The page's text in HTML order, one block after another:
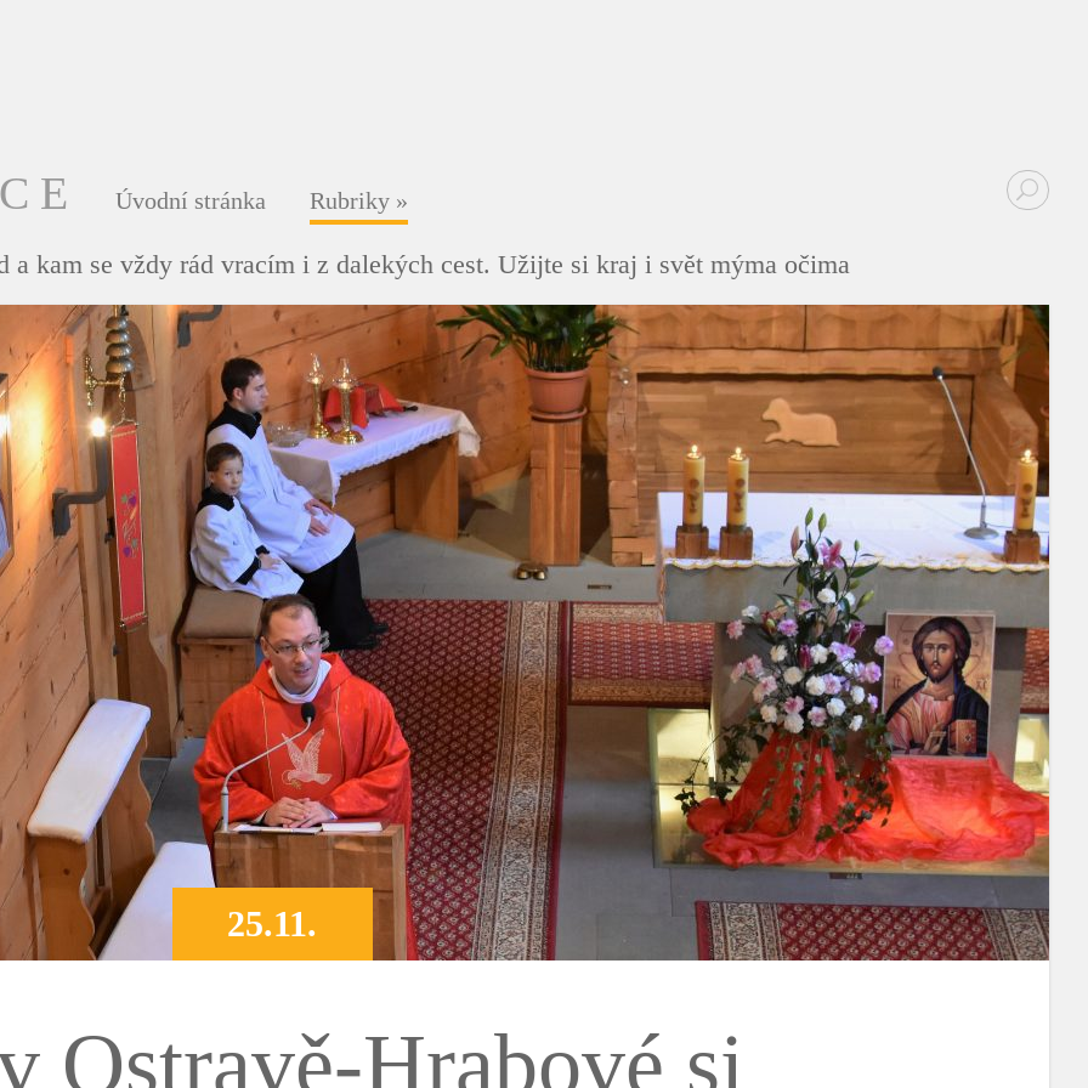
Úvodní stránka Rubriky »
kam se vždy rád vracím i z dalekých cest. Užijte si kraj i svět mýma očima
25.11.
Ostravě-Hrabové si